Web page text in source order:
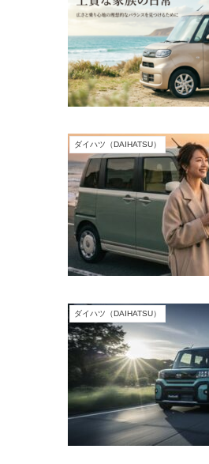
ダイハツ（DAIHATSU）
ダイハツ（DAIHATSU）